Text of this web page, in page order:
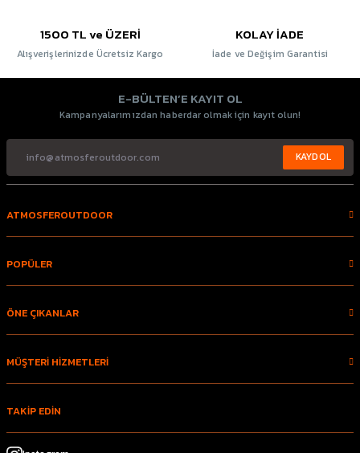
1500 TL ve ÜZERİ
Alışverişlerinizde Ücretsiz Kargo
KOLAY İADE
İade ve Değişim Garantisi
E-BÜLTEN’E KAYIT OL
Kampanyalarımızdan haberdar olmak için kayıt olun!
KAYDOL
ATMOSFEROUTDOOR
POPÜLER
ÖNE ÇIKANLAR
MÜŞTERİ HİZMETLERİ
TAKİP EDİN